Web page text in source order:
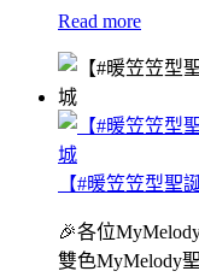
Read more
【#暖笠笠型聖
🎉各位
雙色MyMelody